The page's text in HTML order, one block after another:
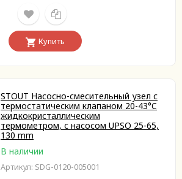
Купить
STOUT Насосно-смесительный узел с
термостатическим клапаном 20-43°C
жидкокристаллическим
термометром, с насосом UPSO 25-65,
130 mm
В наличии
Артикул: SDG-0120-005001